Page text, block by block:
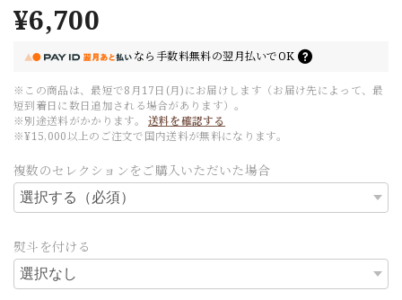
¥6,700
なら手数料無料の翌月払いでOK
※この商品は、最短で8月17日(月)にお届けします（お届け先によって、最
短到着日に数日追加される場合があります）。
※別途送料がかかります。
送料を確認する
※¥15,000以上のご注文で国内送料が無料になります。
複数のセレクションをご購入いただいた場合
熨斗を付ける